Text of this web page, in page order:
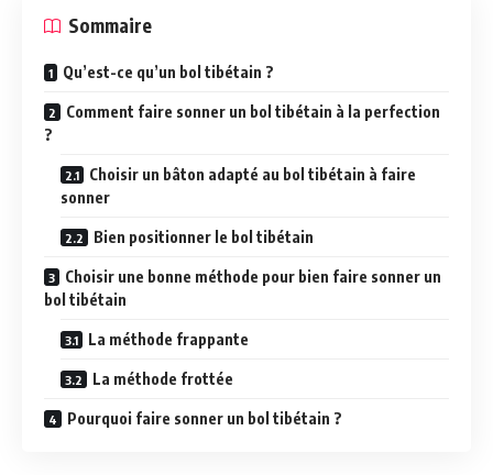
Sommaire
Qu’est-ce qu’un bol tibétain ?
Comment faire sonner un bol tibétain à la perfection
?
Choisir un bâton adapté au bol tibétain à faire
sonner
Bien positionner le bol tibétain
Choisir une bonne méthode pour bien faire sonner un
bol tibétain
La méthode frappante
La méthode frottée
Pourquoi faire sonner un bol tibétain ?